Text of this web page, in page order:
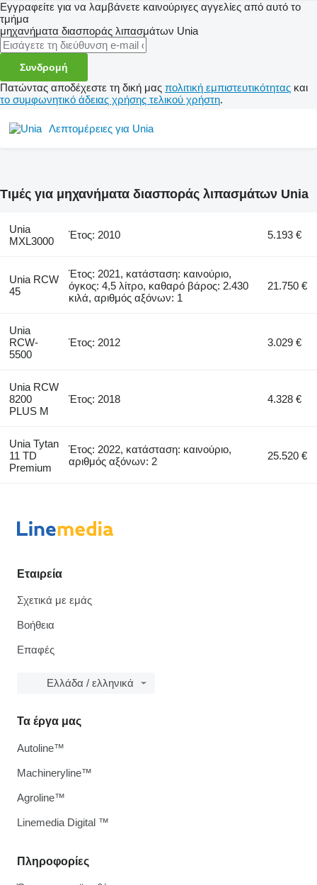
Εγγραφείτε για να λαμβάνετε καινούριγες αγγελίες από αυτό το
τμήμα
μηχανήματα διασποράς λιπασμάτων Unia
Συνδρομή
Πατώντας αποδέχεστε τη δική μας πολιτική εμπιστευτικότητας και
το συμφωνητικό άδειας χρήσης τελικού χρήστη.
Λεπτομέρειες για Unia
Τιμές για μηχανήματα διασποράς λιπασμάτων Unia
Unia
MXL3000
Έτος: 2010 5.193 €
Unia RCW
45
Έτος: 2021, κατάσταση: καινούριο,
όγκος: 4,5 λίτρο, καθαρό βάρος: 2.430
κιλά, αριθμός αξόνων: 1
21.750 €
Unia
RCW-
5500
Έτος: 2012 3.029 €
Unia RCW
8200
PLUS M
Έτος: 2018 4.328 €
Unia Tytan
11 TD
Premium
Έτος: 2022, κατάσταση: καινούριο,
αριθμός αξόνων: 2
25.520 €
Εταιρεία
Σχετικά με εμάς
Βοήθεια
Επαφές
Ελλάδα / ελληνικά
Πληροφορίες
Τα έργα μας
Autoline™
Machineryline™
Agroline™
Linemedia Digital ™